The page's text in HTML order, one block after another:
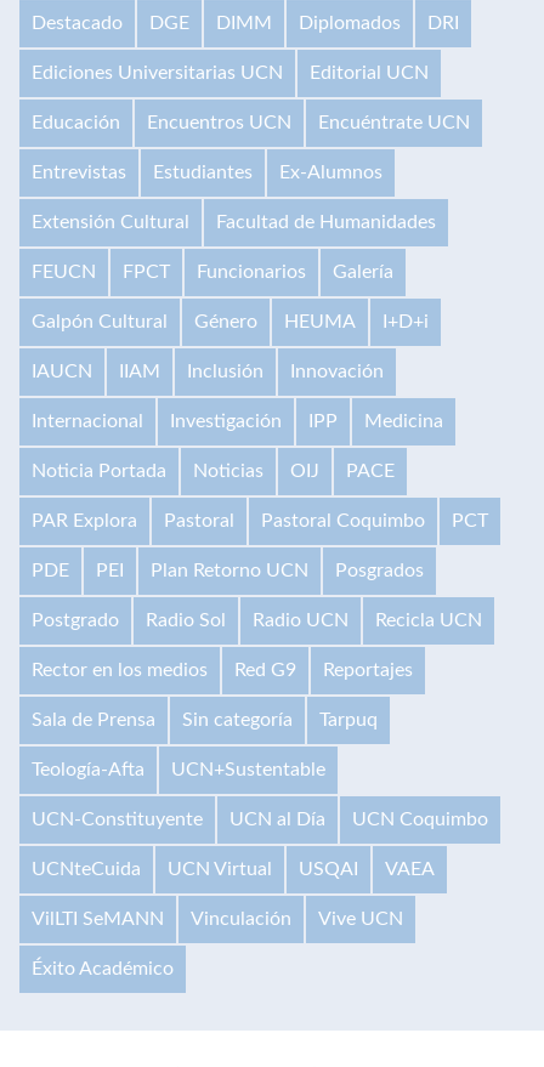
Destacado DGE DIMM Diplomados DRI
Ediciones Universitarias UCN Editorial UCN
Educación Encuentros UCN Encuéntrate UCN
Entrevistas Estudiantes Ex-Alumnos
Extensión Cultural Facultad de Humanidades
FEUCN FPCT Funcionarios Galería
Galpón Cultural Género HEUMA I+D+i
IAUCN IIAM Inclusión Innovación
Internacional Investigación IPP Medicina
Noticia Portada Noticias OIJ PACE
PAR Explora Pastoral Pastoral Coquimbo PCT
PDE PEI Plan Retorno UCN Posgrados
Postgrado Radio Sol Radio UCN Recicla UCN
Rector en los medios Red G9 Reportajes
Sala de Prensa Sin categoría Tarpuq
Teología-Afta UCN+Sustentable
UCN-Constituyente UCN al Día UCN Coquimbo
UCNteCuida UCN Virtual USQAI VAEA
VilLTI SeMANN Vinculación Vive UCN
Éxito Académico